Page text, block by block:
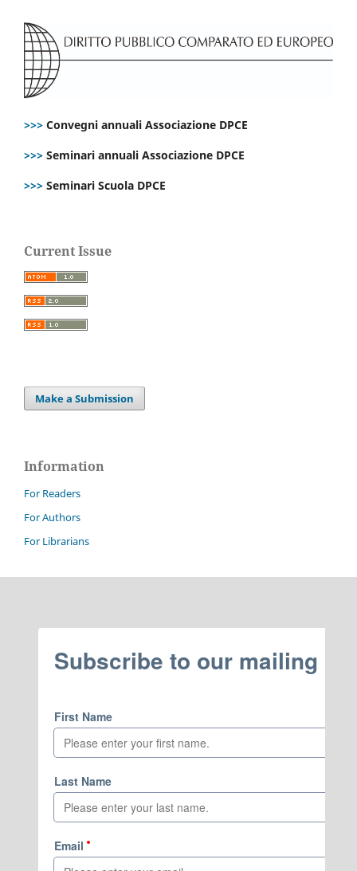
>>> Convegni annuali Associazione DPCE
>>> Seminari annuali Associazione DPCE
>>> Seminari Scuola DPCE
Current Issue
Make a Submission
Information
For Readers
For Authors
For Librarians